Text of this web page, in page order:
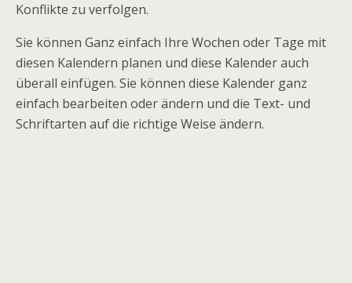
Konflikte zu verfolgen.
Sie können Ganz einfach Ihre Wochen oder Tage mit
diesen Kalendern planen und diese Kalender auch
überall einfügen. Sie können diese Kalender ganz
einfach bearbeiten oder ändern und die Text- und
Schriftarten auf die richtige Weise ändern.